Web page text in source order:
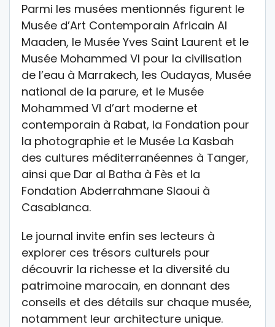
Parmi les musées mentionnés figurent le
Musée d’Art Contemporain Africain Al
Maaden, le Musée Yves Saint Laurent et le
Musée Mohammed VI pour la civilisation
de l’eau à Marrakech, les Oudayas, Musée
national de la parure, et le Musée
Mohammed VI d’art moderne et
contemporain à Rabat, la Fondation pour
la photographie et le Musée La Kasbah
des cultures méditerranéennes à Tanger,
ainsi que Dar al Batha à Fès et la
Fondation Abderrahmane Slaoui à
Casablanca.
Le journal invite enfin ses lecteurs à
explorer ces trésors culturels pour
découvrir la richesse et la diversité du
patrimoine marocain, en donnant des
conseils et des détails sur chaque musée,
notamment leur architecture unique.